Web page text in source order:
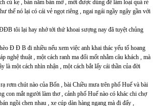
củ kẹ , bán nắm bán mớ , mới được dùng để làm loại quà rẻ
thế nó lại có cái vẻ ngọt riêng , ngai ngái ngầy ngậy gần với
tôi lại hay nhớ tới thứ khoai sượng nay đã tuyệt chủng
Đ Đ B đi nhiều nếu xem việc anh khai thác yếu tố hoang
nghệ thuật , một cách ranh ma đổi mốt nhằm câu khách , mà
là một cách nhìn nhận , một cách bắt lấy cái thần của đời
rơm chút nào của Bốn , bài Chiều mưa trên phố Huế và bài
con mắt người làm thơ , cảnh phố Huế nào có khác chi chợ
ngồi chen nhau , xe cúp dàn hàng ngang mà đi đấy ,